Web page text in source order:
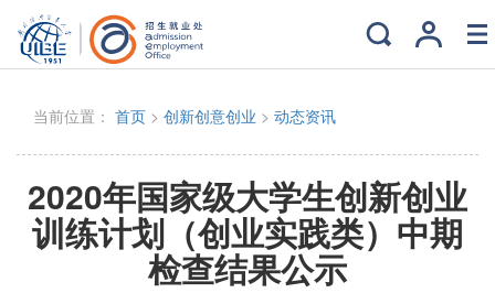
当前位置： 首页 > 创新创意创业 > 动态资讯
2020年国家级大学生创新创业
训练计划（创业实践类）中期
检查结果公示